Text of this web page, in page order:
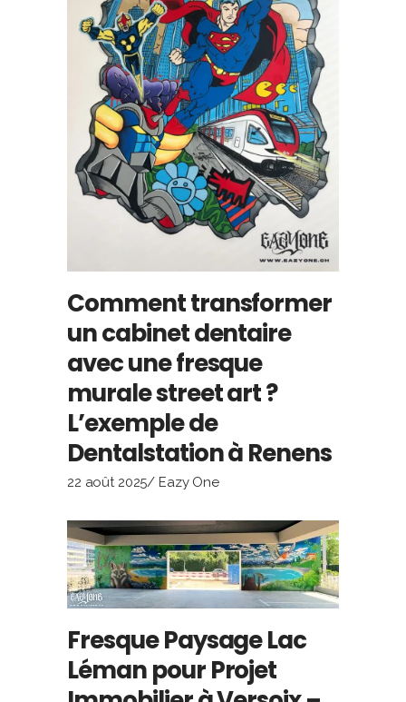
Comment transformer
un cabinet dentaire
avec une fresque
murale street art ?
L’exemple de
Dentalstation à Renens
22 août 2025 Eazy One
Fresque Paysage Lac
Léman pour Projet